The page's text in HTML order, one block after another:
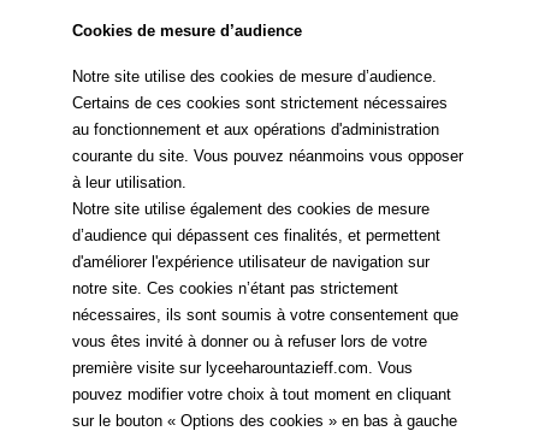
Cookies de mesure d’audience
Notre site utilise des cookies de mesure d’audience.
Certains de ces cookies sont strictement nécessaires
au fonctionnement et aux opérations d'administration
courante du site. Vous pouvez néanmoins vous opposer
à leur utilisation.
Notre site utilise également des cookies de mesure
d’audience qui dépassent ces finalités, et permettent
d'améliorer l'expérience utilisateur de navigation sur
notre site. Ces cookies n’étant pas strictement
nécessaires, ils sont soumis à votre consentement que
vous êtes invité à donner ou à refuser lors de votre
première visite sur lyceeharountazieff.com. Vous
pouvez modifier votre choix à tout moment en cliquant
sur le bouton « Options des cookies » en bas à gauche